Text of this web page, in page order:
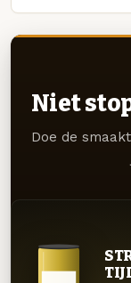
Niet
Doe de